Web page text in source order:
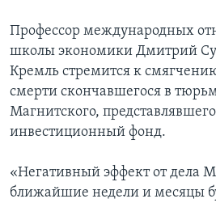
Профессор международных
школы экономики Дмитрий
Кремль стремится к
смерти скончавшегося в
Магнитского,
инвестиционный фонд.
«Негативный эффект от дела
ближайшие недели и месяцы